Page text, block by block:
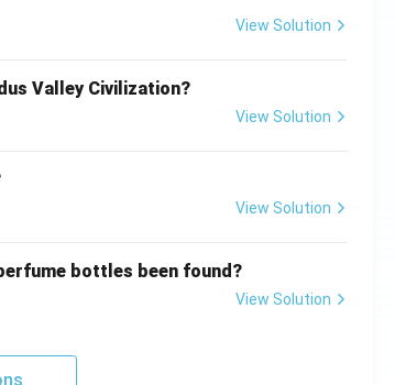
View Solution
Valley Civilization?
View Solution
View Solution
bottles been found?
View Solution